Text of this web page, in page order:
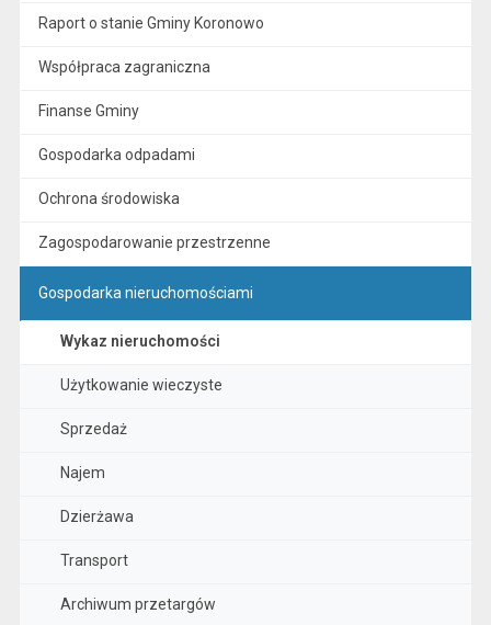
Raport o stanie Gminy Koronowo
Współpraca zagraniczna
Finanse Gminy
Gospodarka odpadami
Ochrona środowiska
Zagospodarowanie przestrzenne
Gospodarka nieruchomościami
Wykaz nieruchomości
Użytkowanie wieczyste
Sprzedaż
Najem
Dzierżawa
Transport
Archiwum przetargów